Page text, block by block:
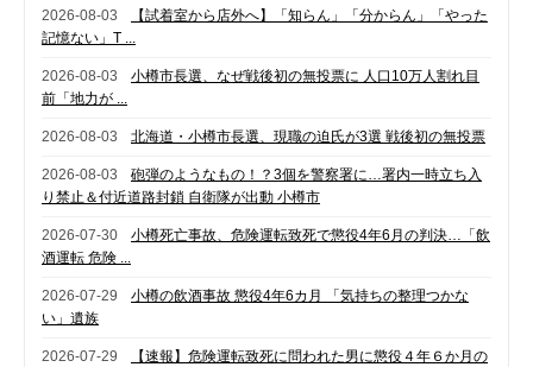
2026-08-03
【試着室から店外へ】「知らん」「分からん」「やった
記憶ない」T ...
2026-08-03
小樽市長選、なぜ戦後初の無投票に 人口10万人割れ目
前「地力が ...
2026-08-03 北海道・小樽市長選、現職の迫氏が3選 戦後初の無投票
2026-08-03
砲弾のようなもの！？3個を警察署に…署内一時立ち入
り禁止＆付近道路封鎖 自衛隊が出動 小樽市
2026-07-30
小樽死亡事故、危険運転致死で懲役4年6月の判決…「飲
酒運転 危険 ...
2026-07-29
小樽の飲酒事故 懲役4年6カ月 「気持ちの整理つかな
い」遺族
2026-07-29
【速報】危険運転致死に問われた男に懲役４年６か月の